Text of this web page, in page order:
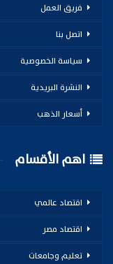
فريق العمل
اتصل بنا
سياسة الخصوصية
النشرة البريدية
أسعار الذهب
اهم الأقسام
اقتصاد عالمي
اقتصاد مصر
تعليم وجامعات